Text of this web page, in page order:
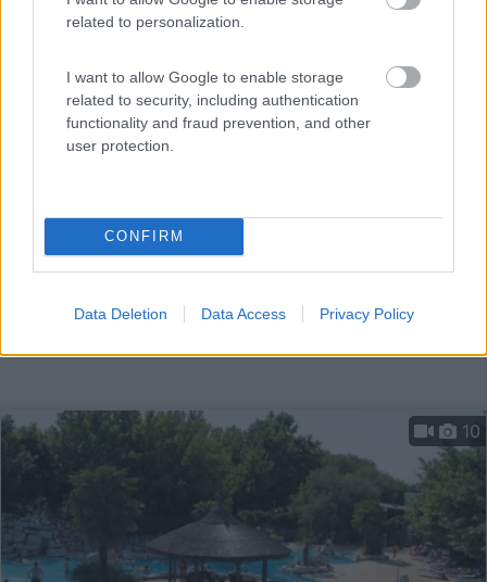
related to personalization.
I want to allow Google to enable storage
related to security, including authentication
functionality and fraud prevention, and other
user protection.
CONFIRM
Data Deletion Data Access Privacy Policy
Lido di Pomposa (FE) - 70.3km
Via Capanno Garibaldi 20
10